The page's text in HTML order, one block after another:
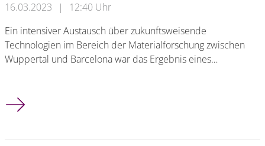
16.03.2023 |
12:40 Uhr
Ein intensiver Austausch über zukunftsweisende
Technologien im Bereich der Materialforschung zwischen
Wuppertal und Barcelona war das Ergebnis eines…
Neue Wege für Forschung und ERASMUS+